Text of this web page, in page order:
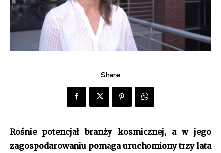
Share
Rośnie potencjał branży kosmicznej, a w jego
zagospodarowaniu pomaga uruchomiony trzy lata